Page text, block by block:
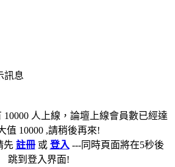
訊息
人上線，論壇上線會員數已經達
值 10000 ,請稍後再來!
先 註冊或 登入 ---同時頁面將在5秒後
跳到登入界面!